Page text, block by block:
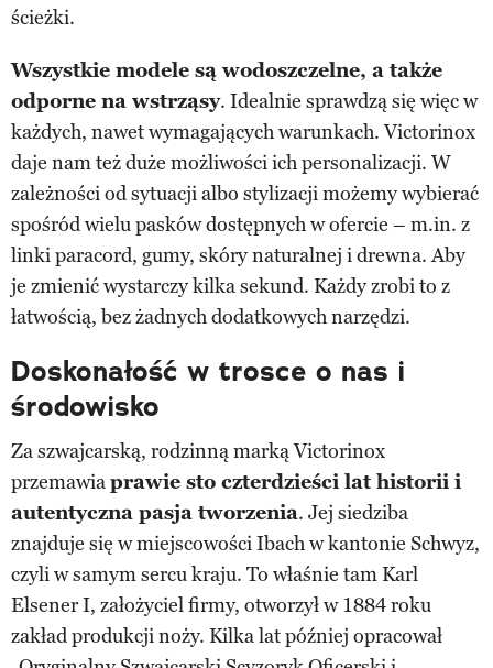
ścieżki.
Wszystkie modele są wodoszczelne, a także
odporne na wstrząsy. Idealnie sprawdzą się więc w
każdych, nawet wymagających warunkach. Victorinox
daje nam też duże możliwości ich personalizacji. W
zależności od sytuacji albo stylizacji możemy wybierać
spośród wielu pasków dostępnych w ofercie – m.in. z
linki paracord, gumy, skóry naturalnej i drewna. Aby
je zmienić wystarczy kilka sekund. Każdy zrobi to z
łatwością, bez żadnych dodatkowych narzędzi.
Doskonałość w trosce o nas i
środowisko
Za szwajcarską, rodzinną marką Victorinox
przemawiaprawie sto czterdzieści lat historii i
autentyczna pasja tworzenia. Jej siedziba
znajduje się w miejscowości Ibach w kantonie Schwyz,
czyli w samym sercu kraju. To właśnie tam Karl
Elsener I, założyciel firmy, otworzył w 1884 roku
zakład produkcji noży. Kilka lat później opracował